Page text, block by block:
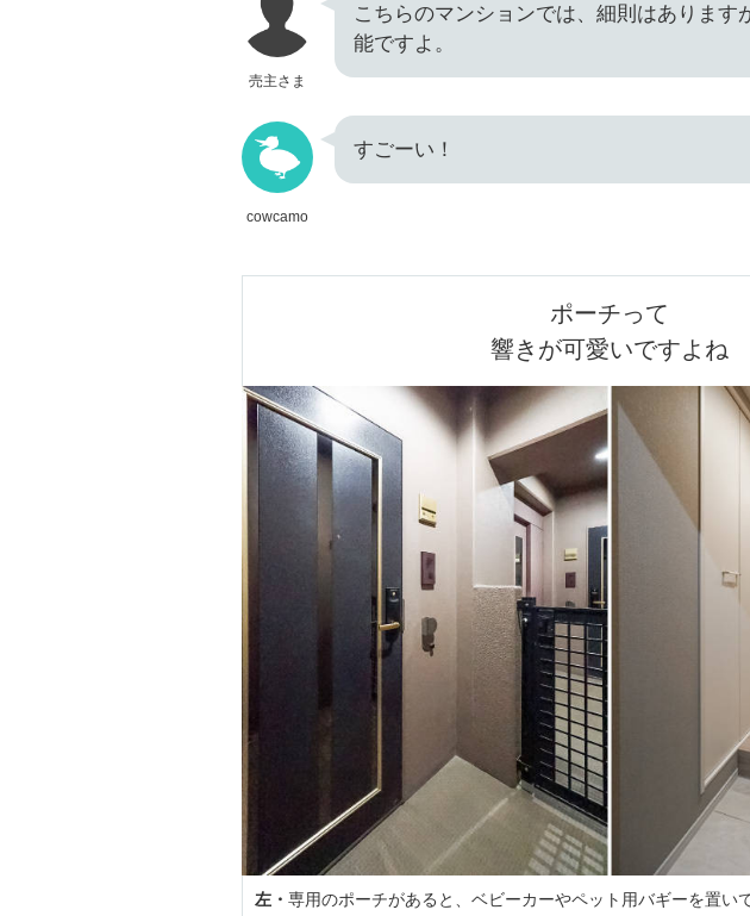
売主さま
こちらのマンションでは、細則はあります
能ですよ。
cowcamo
すごーい！
ポーチって
響きが可愛いですよね
左・ 専用のポーチがあると、ベビーカーやペット用バギーを置い